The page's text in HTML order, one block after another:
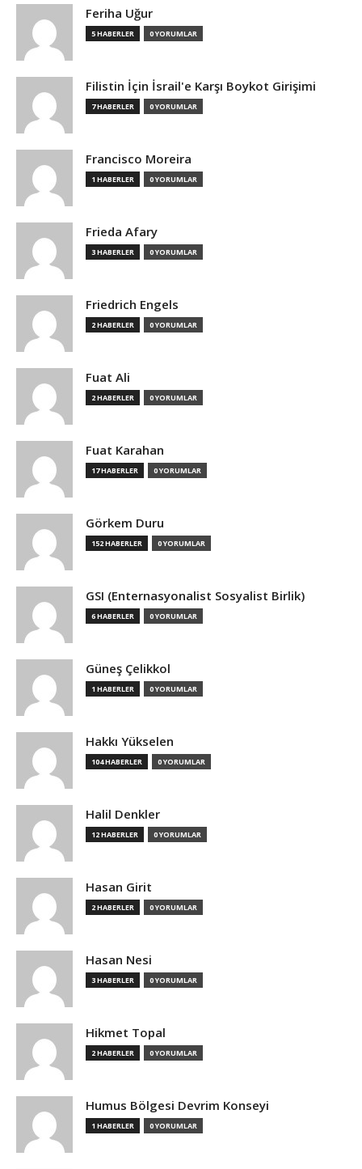
Feriha Uğur
5 HABERLER 0 YORUMLAR
Filistin İçin İsrail'e Karşı Boykot Girişimi
7 HABERLER 0 YORUMLAR
Francisco Moreira
1 HABERLER 0 YORUMLAR
Frieda Afary
3 HABERLER 0 YORUMLAR
Friedrich Engels
2 HABERLER 0 YORUMLAR
Fuat Ali
2 HABERLER 0 YORUMLAR
Fuat Karahan
17 HABERLER 0 YORUMLAR
Görkem Duru
152 HABERLER 0 YORUMLAR
GSI (Enternasyonalist Sosyalist Birlik)
6 HABERLER 0 YORUMLAR
Güneş Çelikkol
1 HABERLER 0 YORUMLAR
Hakkı Yükselen
104 HABERLER 0 YORUMLAR
Halil Denkler
12 HABERLER 0 YORUMLAR
Hasan Girit
2 HABERLER 0 YORUMLAR
Hasan Nesi
3 HABERLER 0 YORUMLAR
Hikmet Topal
2 HABERLER 0 YORUMLAR
Humus Bölgesi Devrim Konseyi
1 HABERLER 0 YORUMLAR